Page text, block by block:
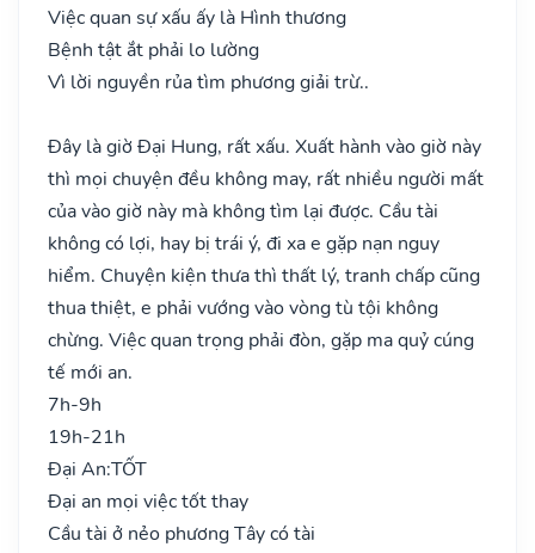
Việc quan sự xấu ấy là Hình thương
Bệnh tật ắt phải lo lường
Vì lời nguyền rủa tìm phương giải trừ..
Đây là giờ Đại Hung, rất xấu. Xuất hành vào giờ này
thì mọi chuyện đều không may, rất nhiều người mất
của vào giờ này mà không tìm lại được. Cầu tài
không có lợi, hay bị trái ý, đi xa e gặp nạn nguy
hiểm. Chuyện kiện thưa thì thất lý, tranh chấp cũng
thua thiệt, e phải vướng vào vòng tù tội không
chừng. Việc quan trọng phải đòn, gặp ma quỷ cúng
tế mới an.
7h-9h
19h-21h
Đại An:TỐT
Đại an mọi việc tốt thay
Cầu tài ở nẻo phương Tây có tài